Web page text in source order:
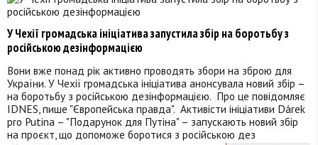
У Чехії громадська ініціатива запустила збір на боротьбу з
російською дезінформацією
Вони вже понад рік активно проводять збори на зброю для
України. У Чехії громадська ініціатива анонсувала новий збір –
на боротьбу з російською дезінформацією. Про це повідомляє
IDNES, пише "Європейська правда". Активісти ініціативи Dárek
pro Putina – "Подарунок для Путіна" – запускають новий збір
на проєкт, що допоможе боротися з російською дез